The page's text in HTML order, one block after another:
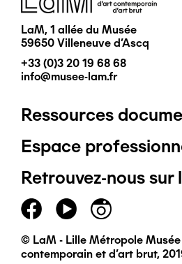
LaM, 1 allée du Musée
59650 Villeneuve d'Ascq
+33 (0)3 20 19 68 68
info@musee-lam.fr
Pied
de
page
principal
Ressources
Espace
Retrouvez-nous sur
© LaM - Lille Métropole
contemporain et d'art brut,